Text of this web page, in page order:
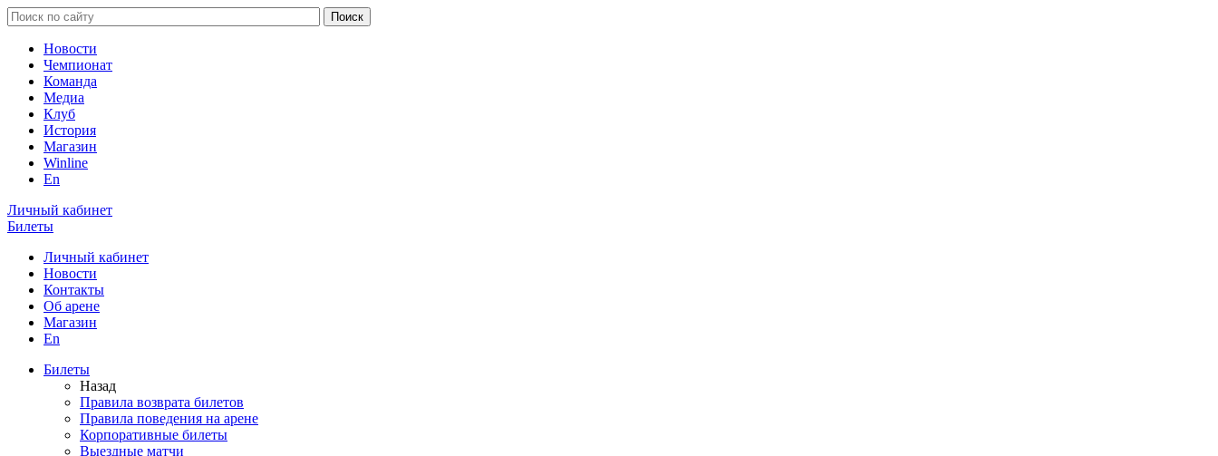
Новости
Чемпионат
Команда
Медиа
Клуб
История
Магазин
Winline
En
Личный кабинет
Билеты
Личный кабинет
Новости
Контакты
Об арене
Магазин
En
Билеты
Назад
Правила возврата билетов
Правила поведения на арене
Корпоративные билеты
Выездные матчи